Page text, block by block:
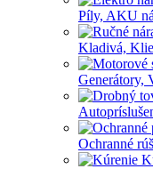
Píly, AKU
Kladivá,
Generátory,
Ochranné